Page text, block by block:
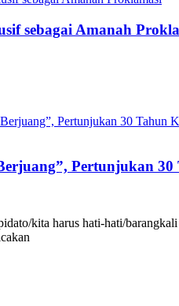
sebagai Amanah
Pertunjukan
kita harus hati-hati/